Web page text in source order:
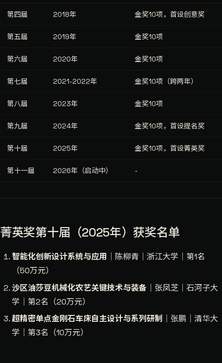
第四届 2018年 金奖10项，首设创意奖
第五届 2019年 金奖10项
第六届 2020年 金奖10项
第七届 2021-2022年 金奖10项（跨两年）
第八届 2023年 金奖10项
第九届 2024年 金奖10项，首设提名奖
第十届 2025年 金奖10项，首设菁英奖
第十一届 2026年（启动中） -
菁英奖第十届（2025年）获奖名单
智能化创新设计系统与应用 ｜陈柳青｜浙江大学｜第1名
（50万元）
沙区油莎豆机械化农艺关键技术与装备 ｜张凤芝｜石河子大
学｜第2名（20万元）
超精密单点金刚石车床自主设计与系列研制 ｜张鹏｜清华大
学｜第3名（10万元）